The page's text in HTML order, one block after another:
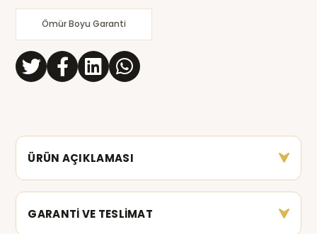
Ömür Boyu Garanti
ÜRÜN AÇIKLAMASI
GARANTİ VE TESLİMAT